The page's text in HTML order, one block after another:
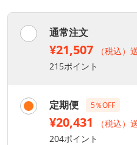
通常注文
¥21,507
（税込）
215ポイント
定期便 5％OFF
¥20,431
（税込）
204ポイント